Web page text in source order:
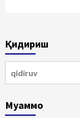
Қидириш
Муаммо